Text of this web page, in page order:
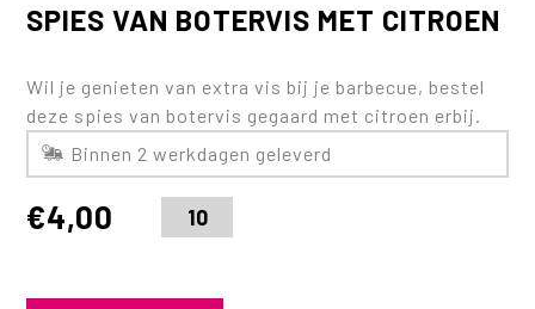
SPIES VAN BOTERVIS MET CITROEN
Wil je genieten van extra vis bij je barbecue, bestel
deze spies van botervis gegaard met citroen erbij.
Binnen 2 werkdagen geleverd
€4,00